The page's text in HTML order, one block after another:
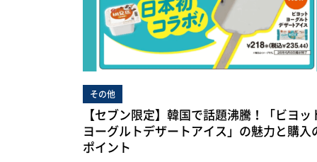
その他
【セブン限定】韓国で話題沸騰！「ビヨッ
ヨーグルトデザートアイス」の魅力と購入
ポイント